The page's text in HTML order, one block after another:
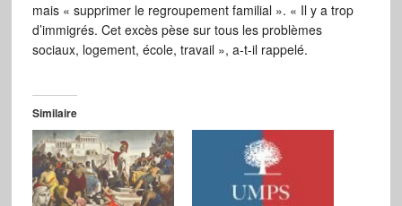
mais « supprimer le regroupement familial ». « Il y a trop
d’immigrés. Cet excès pèse sur tous les problèmes
sociaux, logement, école, travail », a-t-il rappelé.
Similaire